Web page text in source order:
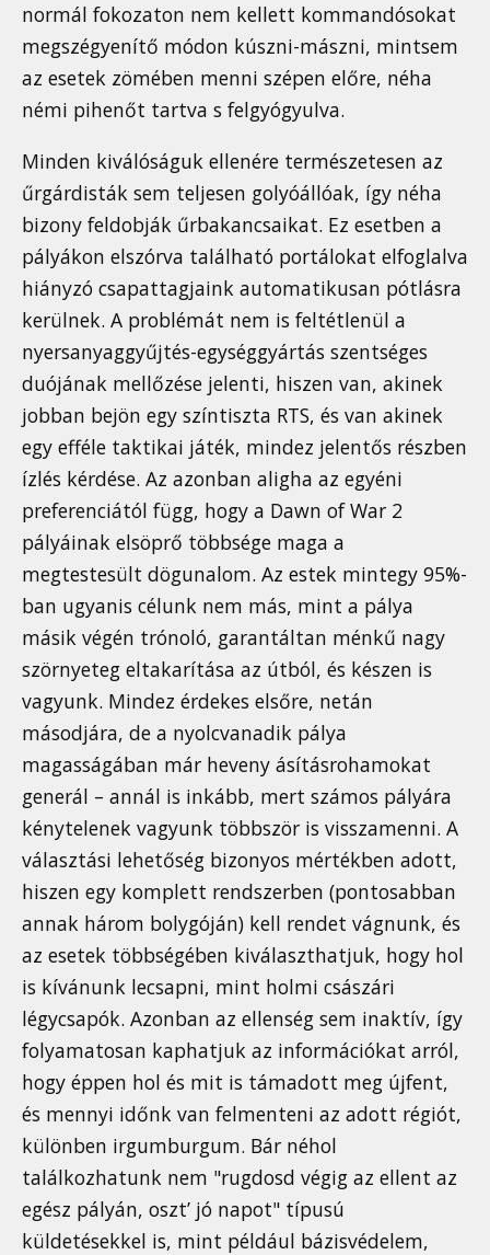
normál fokozaton nem kellett kommandósokat
megszégyenítő módon kúszni-mászni, mintsem
az esetek zömében menni szépen előre, néha
némi pihenőt tartva s felgyógyulva.
Minden kiválóságuk ellenére természetesen az
űrgárdisták sem teljesen golyóállóak, így néha
bizony feldobják űrbakancsaikat. Ez esetben a
pályákon elszórva található portálokat elfoglalva
hiányzó csapattagjaink automatikusan pótlásra
kerülnek. A problémát nem is feltétlenül a
nyersanyaggyűjtés-egységgyártás szentséges
duójának mellőzése jelenti, hiszen van, akinek
jobban bejön egy színtiszta RTS, és van akinek
egy efféle taktikai játék, mindez jelentős részben
ízlés kérdése. Az azonban aligha az egyéni
preferenciától függ, hogy a Dawn of War 2
pályáinak elsöprő többsége maga a
megtestesült dögunalom. Az estek mintegy 95%-
ban ugyanis célunk nem más, mint a pálya
másik végén trónoló, garantáltan ménkű nagy
szörnyeteg eltakarítása az útból, és készen is
vagyunk. Mindez érdekes elsőre, netán
másodjára, de a nyolcvanadik pálya
magasságában már heveny ásításrohamokat
generál – annál is inkább, mert számos pályára
kénytelenek vagyunk többször is visszamenni. A
választási lehetőség bizonyos mértékben adott,
hiszen egy komplett rendszerben (pontosabban
annak három bolygóján) kell rendet vágnunk, és
az esetek többségében kiválaszthatjuk, hogy hol
is kívánunk lecsapni, mint holmi császári
légycsapók. Azonban az ellenség sem inaktív, így
folyamatosan kaphatjuk az információkat arról,
hogy éppen hol és mit is támadott meg újfent,
és mennyi időnk van felmenteni az adott régiót,
különben irgumburgum. Bár néhol
találkozhatunk nem "rugdosd végig az ellent az
egész pályán, oszt’ jó napot" típusú
küldetésekkel is, mint például bázisvédelem,